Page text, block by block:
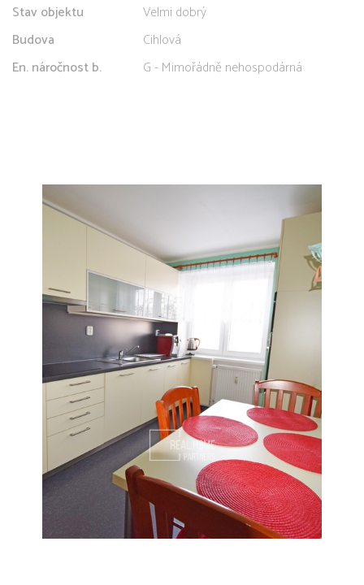
Stav objektu
Velmi dobrý
Budova
Cihlová
En. náročnost b.
G - Mimořádně nehospodárná